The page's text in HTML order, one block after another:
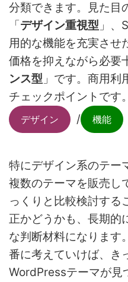
分類できます。見た目
「デザイン重視型 」、
用的な機能を充実させ
価格を抑えながら必要
ンス型 」です。商用利
チェックポイントです。
デザイン / 機能
特にデザイン系のテー
複数のテーマを販売し
っくりと比較検討する
正かどうかも、長期的
な判断材料になります
番に考えていけば、き
WordPressテーマが見